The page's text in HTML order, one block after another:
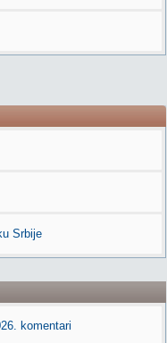
Srbije
komentari